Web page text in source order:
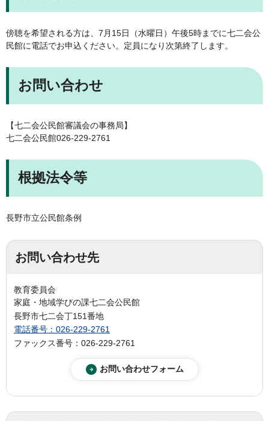
傍聴を希望される方は、7月15日（水曜日）午後5時までに七二会公
民館に電話でお申込ください。定員になり次第終了します。
お問い合わせ
【七二会公民館審議会の事務局】
七二会公民館026-229-2761
根拠法令等
長野市立公民館条例
お問い合わせ先
教育委員会
家庭・地域学びの課七二会公民館
長野市七二会丁151番地
電話番号：026-229-2761
ファックス番号：026-229-2761